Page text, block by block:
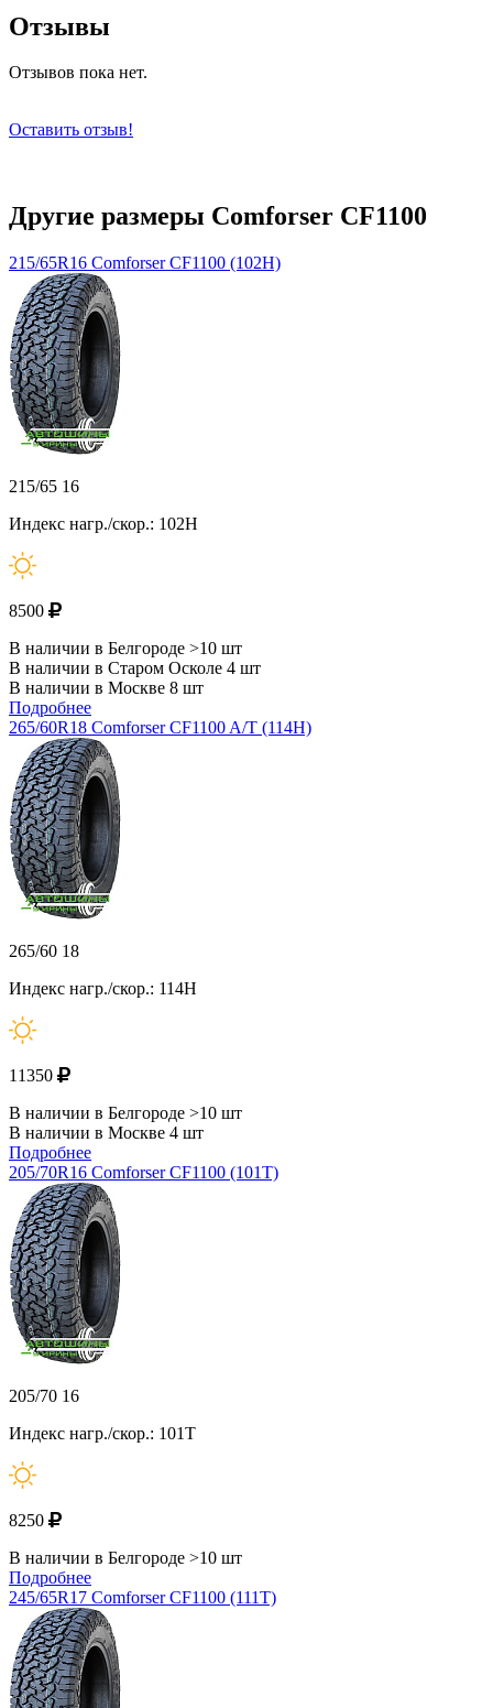
Отзывы
Отзывов пока нет.
Оставить отзыв!
Другие размеры Comforser CF1100
215/65R16 Comforser CF1100 (102H)
215/65 16
Индекс нагр./скор.: 102H
8500
В наличии в Белгороде >10 шт
В наличии в Старом Осколе 4 шт
В наличии в Москве 8 шт
Подробнее
265/60R18 Comforser CF1100 A/Т (114H)
265/60 18
Индекс нагр./скор.: 114H
11350
В наличии в Белгороде >10 шт
В наличии в Москве 4 шт
Подробнее
205/70R16 Comforser CF1100 (101T)
205/70 16
Индекс нагр./скор.: 101T
8250
В наличии в Белгороде >10 шт
Подробнее
245/65R17 Comforser CF1100 (111T)